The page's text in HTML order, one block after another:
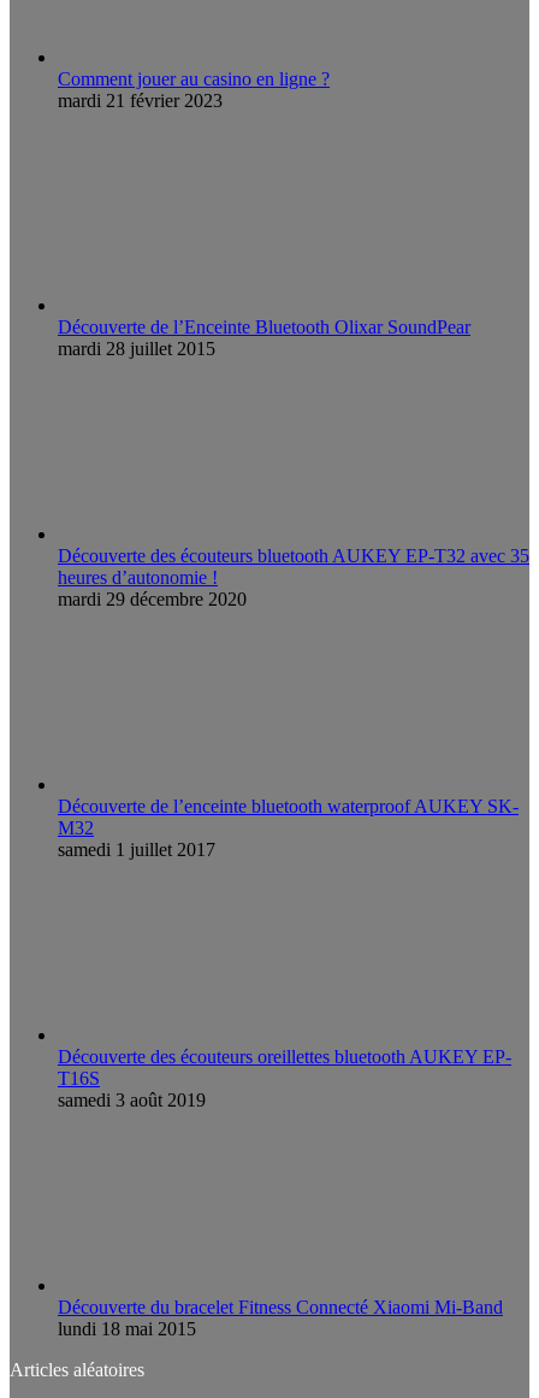
Comment jouer au casino en ligne ?
mardi 21 février 2023
Découverte de l’Enceinte Bluetooth Olixar SoundPear
mardi 28 juillet 2015
Découverte des écouteurs bluetooth AUKEY EP-T32 avec 35
heures d’autonomie !
mardi 29 décembre 2020
Découverte de l’enceinte bluetooth waterproof AUKEY SK-
M32
samedi 1 juillet 2017
Découverte des écouteurs oreillettes bluetooth AUKEY EP-
T16S
samedi 3 août 2019
Découverte du bracelet Fitness Connecté Xiaomi Mi-Band
lundi 18 mai 2015
Articles aléatoires